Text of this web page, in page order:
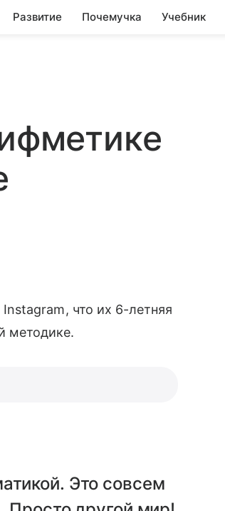
Развитие Почемучка Учебник
что их 6-летняя
методике.
Это совсем